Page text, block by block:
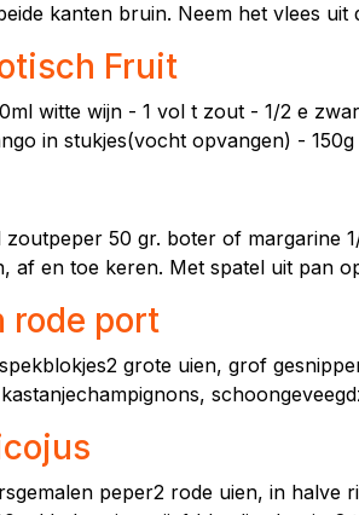
kanten bruin. Neem het vlees uit
Fruit
witte wijn - 1 vol t zout - 1/2 e
in stukjes(vocht opvangen) - 150g
50 gr. boter of margarine
af en toe keren. Met spatel uit pan
rode port
grote uien, grof
peper2 rode uien, in halve